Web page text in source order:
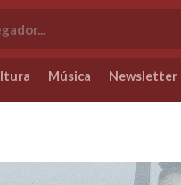
Música Newsletter